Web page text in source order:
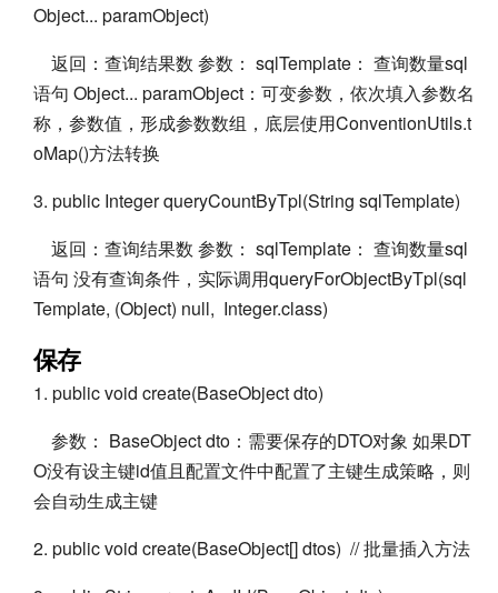
Object... paramObject)
返回：查询结果数 参数： sqlTemplate： 查询数量sql
语句 Object... paramObject：可变参数，依次填入参数名
称，参数值，形成参数数组，底层使用ConventionUtils.t
oMap()方法转换
3. public Integer queryCountByTpl(String sqlTemplate)
返回：查询结果数 参数： sqlTemplate： 查询数量sql
语句 没有查询条件，实际调用queryForObjectByTpl(sql
Template, (Object) null, Integer.class)
保存
1. public void create(BaseObject dto)
参数： BaseObject dto：需要保存的DTO对象 如果DT
O没有设主键id值且配置文件中配置了主键生成策略，则
会自动生成主键
2. public void create(BaseObject[] dtos) // 批量插入方法